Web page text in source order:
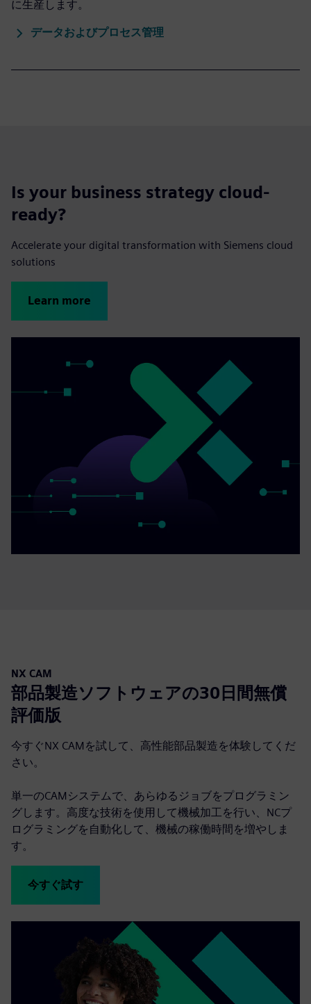
に生産します。
データおよびプロセス管理
Is your business strategy cloud-
ready?
Accelerate your digital transformation with Siemens cloud
solutions
Learn more
NX CAM
部品製造ソフトウェアの30日間無償
評価版
今すぐNX CAMを試して、高性能部品製造を体験してくだ
さい。
単一のCAMシステムで、あらゆるジョブをプログラミン
グします。高度な技術を使用して機械加工を行い、NCプ
ログラミングを自動化して、機械の稼働時間を増やしま
す。
今すぐ試す